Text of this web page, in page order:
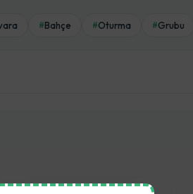
#Bahçe #Oturma #Grubu